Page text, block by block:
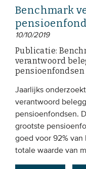
Benchmark
10/10/2019
Publicatie:
verantwoord
pensioenfondsen
Jaarlijks
verantwoord
pensioenfondsen.
grootste
goed voor 92%
totale waarde van